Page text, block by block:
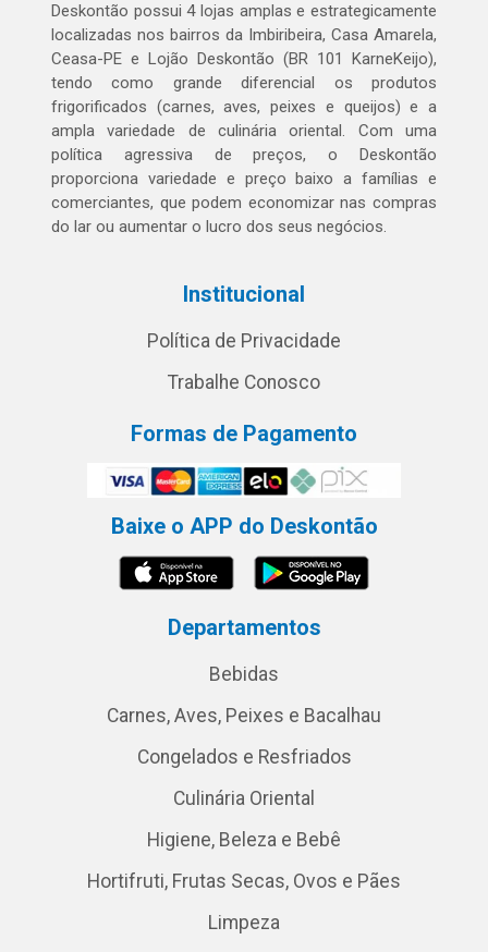
Deskontão possui 4 lojas amplas e estrategicamente
localizadas nos bairros da Imbiribeira, Casa Amarela,
Ceasa-PE e Lojão Deskontão (BR 101 KarneKeijo),
tendo como grande diferencial os produtos
frigorificados (carnes, aves, peixes e queijos) e a
ampla variedade de culinária oriental. Com uma
política agressiva de preços, o Deskontão
proporciona variedade e preço baixo a famílias e
comerciantes, que podem economizar nas compras
do lar ou aumentar o lucro dos seus negócios.
Institucional
Política de Privacidade
Trabalhe Conosco
Formas de Pagamento
Baixe o APP do Deskontão
Departamentos
Bebidas
Carnes, Aves, Peixes e Bacalhau
Congelados e Resfriados
Culinária Oriental
Higiene, Beleza e Bebê
Hortifruti, Frutas Secas, Ovos e Pães
Limpeza